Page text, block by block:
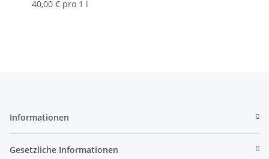
40,00 € pro 1 l
Informationen
Gesetzliche Informationen